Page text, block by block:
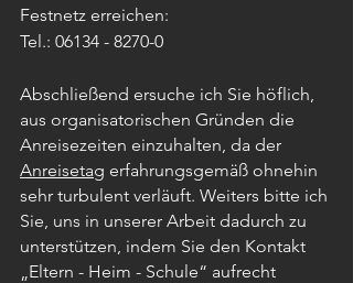
Festnetz erreichen:
Tel.: 06134 - 8270-0
Abschließend ersuche ich Sie höflich,
aus organisatorischen Gründen die
Anreisezeiten einzuhalten, da der
Anreisetag erfahrungsgemäß ohnehin
sehr turbulent verläuft. Weiters bitte ich
Sie, uns in unserer Arbeit dadurch zu
unterstützen, indem Sie den Kontakt
„Eltern - Heim - Schule“ aufrecht